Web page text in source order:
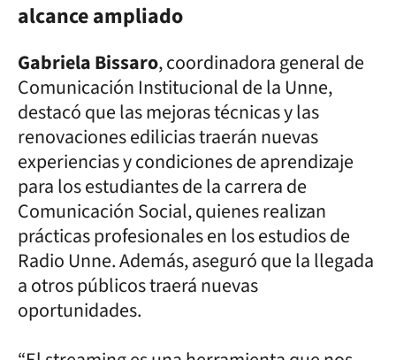
alcance ampliado
Gabriela Bissaro, coordinadora general de
Comunicación Institucional de la Unne,
destacó que las mejoras técnicas y las
renovaciones edilicias traerán nuevas
experiencias y condiciones de aprendizaje
para los estudiantes de la carrera de
Comunicación Social, quienes realizan
prácticas profesionales en los estudios de
Radio Unne. Además, aseguró que la llegada
a otros públicos traerá nuevas
oportunidades.